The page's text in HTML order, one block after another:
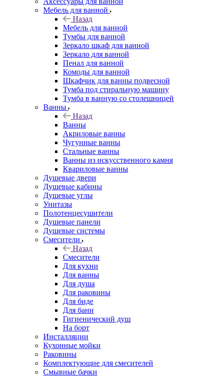
Мебель для ванной
Назад
Мебель для ванной
Тумбы для ванной
Зеркало шкаф для ванной
Зеркало для ванной
Пенал для ванной
Комоды для ванной
Шкафчик для ванны подвесной
Тумба под стиральную машину
Тумба в ванную со столешницей
Ванны
Назад
Ванны
Акриловые ванны
Чугунные ванны
Стальные ванны
Ванны из искусственного камня
Квариловые ванны
Душевые двери
Душевые кабины
Душевые углы
Унитазы
Полотенцесушители
Душевые панели
Душевые системы
Смесители
Назад
Смесители
Для кухни
Для ванны
Для душа
Для раковины
Для биде
Для бани
Гигиенический душ
На борт
Инсталляции
Кухонные мойки
Раковины
Комплектующие для смесителей
Смывные бачки